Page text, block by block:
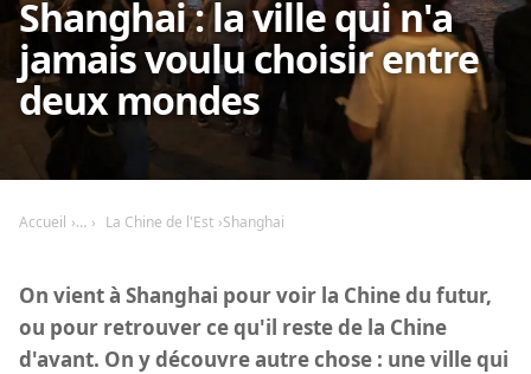
Shanghai : la ville qui n'a
jamais voulu choisir entre
deux mondes
Accueil La Chine de l'Est Shanghai
On vient à Shanghai pour voir la Chine du futur,
ou pour retrouver ce qu'il reste de la Chine
d'avant. On y découvre autre chose : une ville qui